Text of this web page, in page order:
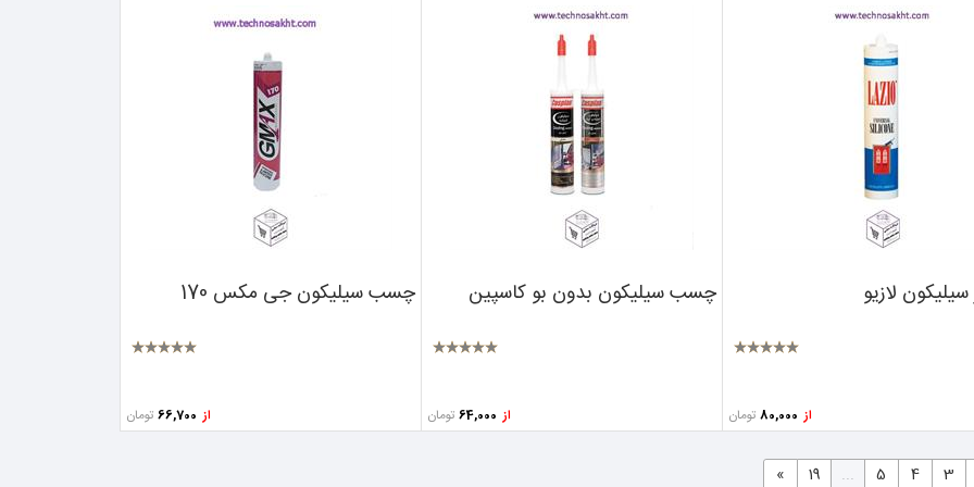
سیلیکون لازیو
از تومان
چسب سیلیکون بدون بو کاسپین
از تومان
چسب سیلیکون جی مکس 170
از تومان
3
4
5
...
19
«